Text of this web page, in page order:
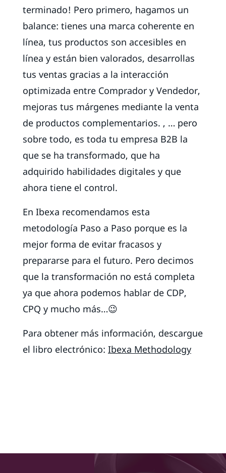
terminado! Pero primero, hagamos un
balance: tienes una marca coherente en
línea, tus productos son accesibles en
línea y están bien valorados, desarrollas
tus ventas gracias a la interacción
optimizada entre Comprador y Vendedor,
mejoras tus márgenes mediante la venta
de productos complementarios. , … pero
sobre todo, es toda tu empresa B2B la
que se ha transformado, que ha
adquirido habilidades digitales y que
ahora tiene el control.
En Ibexa recomendamos esta
metodología Paso a Paso porque es la
mejor forma de evitar fracasos y
prepararse para el futuro. Pero decimos
que la transformación no está completa
ya que ahora podemos hablar de CDP,
CPQ y mucho más…😉
Para obtener más información, descargue
el libro electrónico: Ibexa Methodology